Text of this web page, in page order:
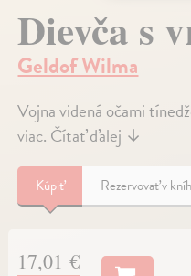
Dievča s
Geldof Wilma
Vojna videná očami
viac.Čítať ďalej↓
Kúpiť Rezervovať v
17,01 €